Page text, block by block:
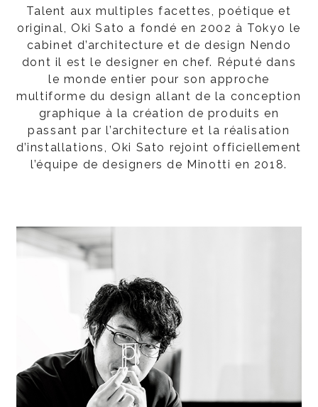
Talent aux multiples facettes, poétique et
original, Oki Sato a fondé en 2002 à Tokyo le
cabinet d’architecture et de design Nendo
dont il est le designer en chef. Réputé dans
le monde entier pour son approche
multiforme du design allant de la conception
graphique à la création de produits en
passant par l’architecture et la réalisation
d’installations, Oki Sato rejoint officiellement
l’équipe de designers de Minotti en 2018.